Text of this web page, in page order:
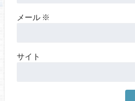
メール ※
サイト